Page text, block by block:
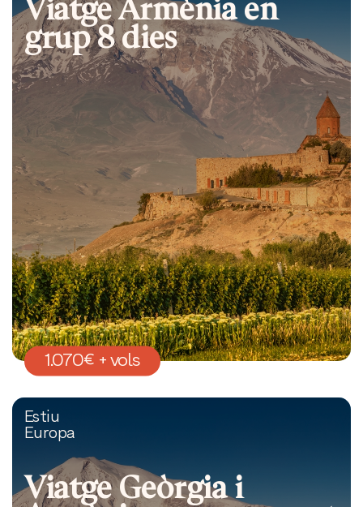
grup 8 dies
1.070€ + vols
Estiu
Europa
Viatge Geòrgia i